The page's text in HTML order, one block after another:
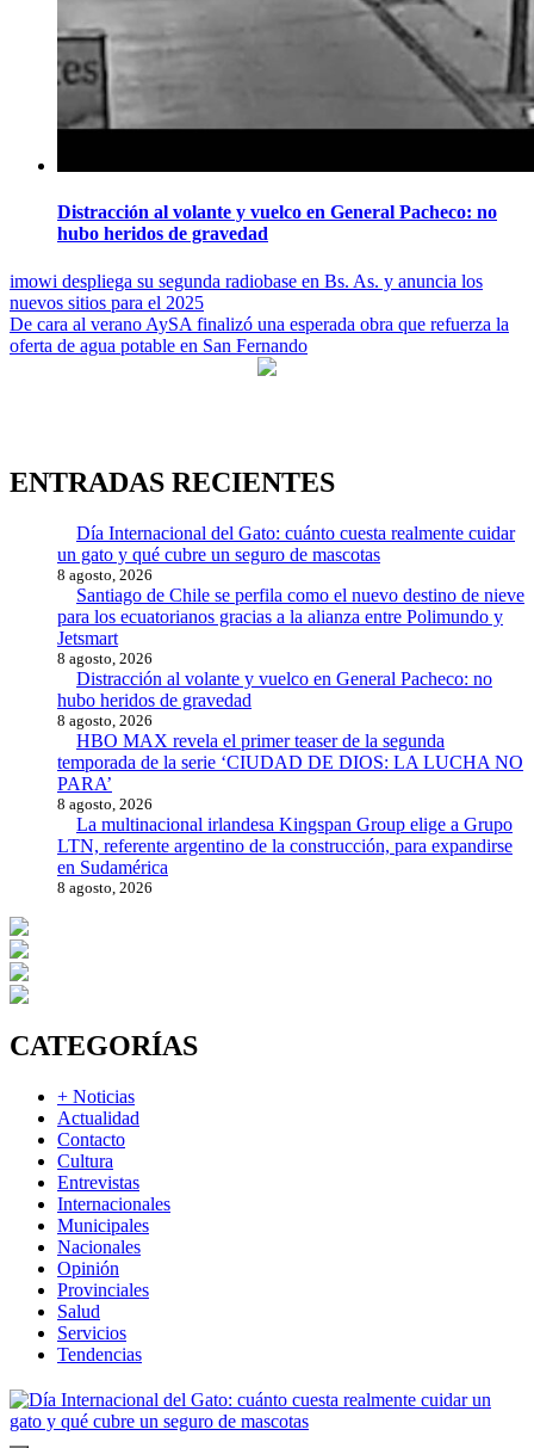
Distracción al volante y vuelco en General Pacheco: no
hubo heridos de gravedad
Navegación
de
entradas
imowi despliega su segunda radiobase en Bs. As. y anuncia los
nuevos sitios para el 2025
De cara al verano AySA finalizó una esperada obra que refuerza la
oferta de agua potable en San Fernando
ENTRADAS RECIENTES
Día Internacional del Gato: cuánto cuesta realmente cuidar
un gato y qué cubre un seguro de mascotas
8 agosto, 2026
Santiago de Chile se perfila como el nuevo destino de nieve
para los ecuatorianos gracias a la alianza entre Polimundo y
Jetsmart
8 agosto, 2026
Distracción al volante y vuelco en General Pacheco: no
hubo heridos de gravedad
8 agosto, 2026
HBO MAX revela el primer teaser de la segunda
temporada de la serie ‘CIUDAD DE DIOS: LA LUCHA NO
PARA’
8 agosto, 2026
La multinacional irlandesa Kingspan Group elige a Grupo
LTN, referente argentino de la construcción, para expandirse
en Sudamérica
8 agosto, 2026
CATEGORÍAS
+ Noticias
Actualidad
Contacto
Cultura
Entrevistas
Internacionales
Municipales
Nacionales
Opinión
Provinciales
Salud
Servicios
Tendencias